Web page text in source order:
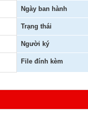
Ngày ban hành
Trạng thái
Người ký
File đính kèm